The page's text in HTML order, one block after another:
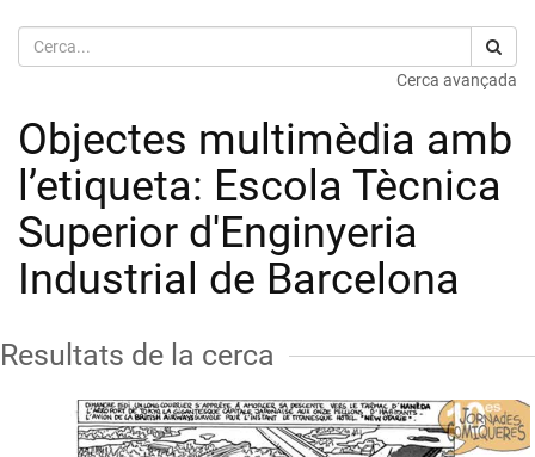
Cerca
Cerca avançada
Objectes multimèdia amb
l’etiqueta: Escola Tècnica
Superior d'Enginyeria
Industrial de Barcelona
Resultats de la cerca